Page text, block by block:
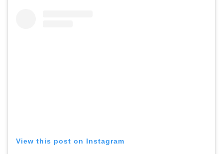
View this post on Instagram